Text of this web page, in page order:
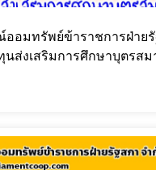
อมทรัพย์ข้าราชการฝ่าย
นส่งเสริมการศึกษาบุตรส